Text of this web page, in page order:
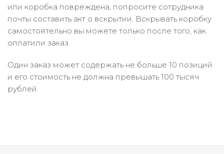
или коробка повреждена, попросите сотрудника
почты составить акт о вскрытии. Вскрывать коробку
самостоятельно вы можете только после того, как
оплатили заказ.
Один заказ может содержать не больше 10 позиций
и его стоимость не должна превышать 100 тысяч
рублей.